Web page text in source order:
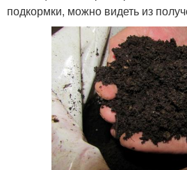
подкормки, можно видеть из